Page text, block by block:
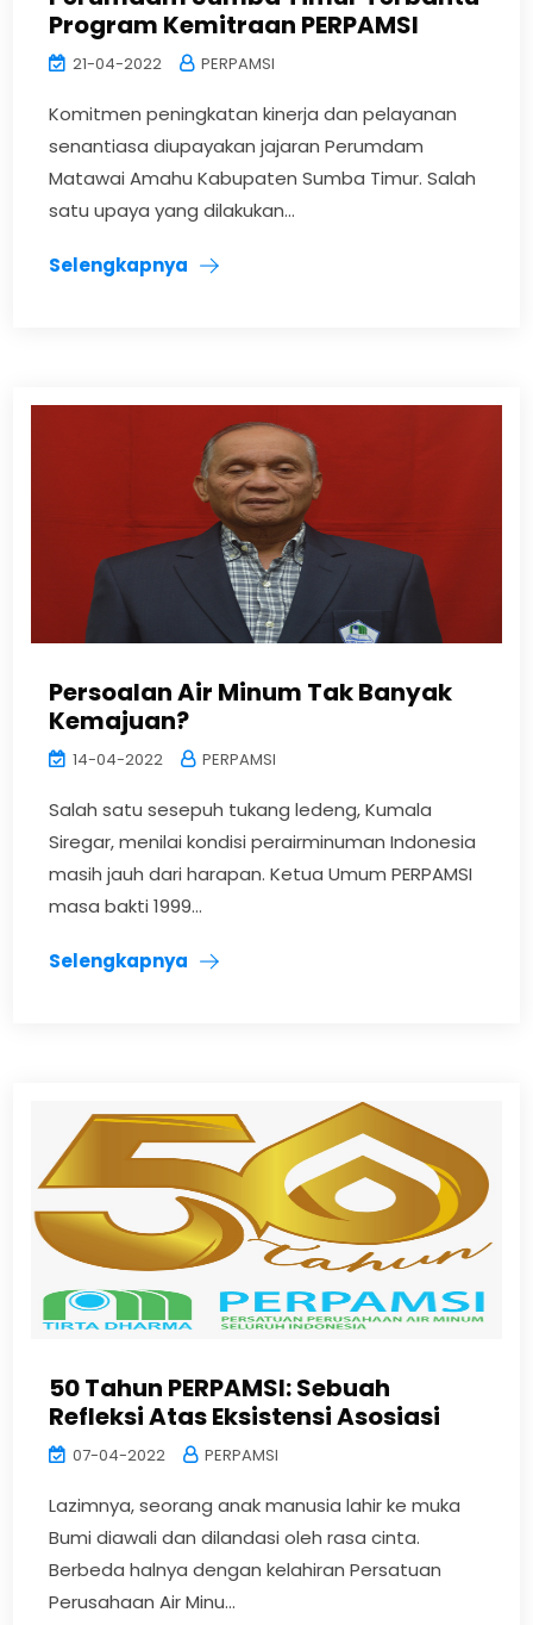
Program Kemitraan PERPAMSI
21-04-2022 PERPAMSI
Komitmen peningkatan kinerja dan pelayanan
senantiasa diupayakan jajaran Perumdam
Matawai Amahu Kabupaten Sumba Timur. Salah
satu upaya yang dilakukan...
Selengkapnya
Persoalan Air Minum Tak Banyak
Kemajuan?
14-04-2022 PERPAMSI
Salah satu sesepuh tukang ledeng, Kumala
Siregar, menilai kondisi perairminuman Indonesia
masih jauh dari harapan. Ketua Umum PERPAMSI
masa bakti 1999...
Selengkapnya
50 Tahun PERPAMSI: Sebuah
Refleksi Atas Eksistensi Asosiasi
07-04-2022 PERPAMSI
Lazimnya, seorang anak manusia lahir ke muka
Bumi diawali dan dilandasi oleh rasa cinta.
Berbeda halnya dengan kelahiran Persatuan
Perusahaan Air Minu...